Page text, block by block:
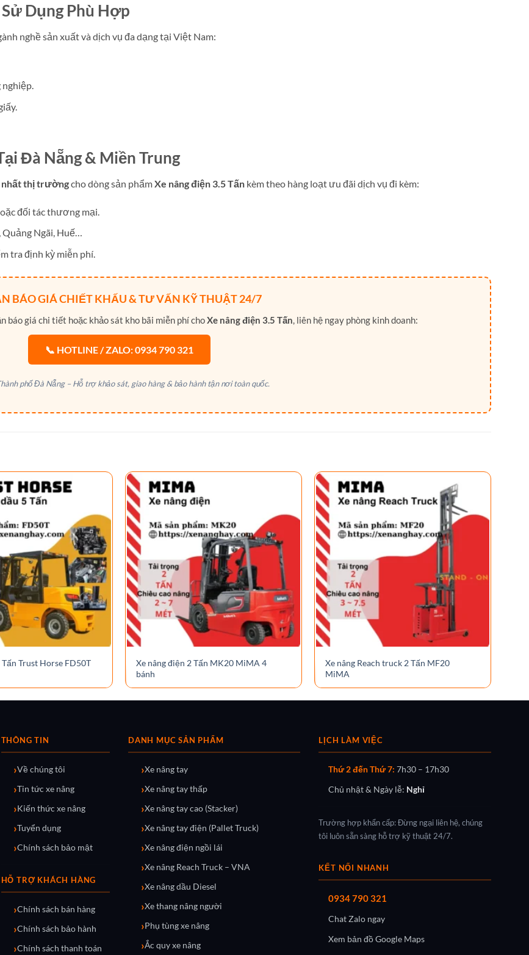
Dụng Phù Hợp
nghề sản xuất và dịch vụ đa dạng tại Việt Nam:
nghiệp.
Đà Nẵng & Miền Trung
nhất thị trườngcho dòng sản phẩmXe nâng điện 3.5 Tấn kèm theo hàng loạt ưu đãi dịch vụ đi kèm:
đối tác thương mại.
Ngãi, Huế…
tra định kỳ miễn phí.
BÁO GIÁ CHIẾT KHẤU & TƯ VẤN KỸ THUẬT 24/7
báo giá chi tiết hoặc khảo sát kho bãi miễn phí choXe nâng điện 3.5 Tấn, liên hệ ngay phòng kinh doanh:
📞 HOTLINE / ZALO: 0934 790 321
phố Đà Nẵng – Hỗ trợ khảo sát, giao hàng & bảo hành tận nơi toàn quốc.
Tấn Trust Horse FD50T
Xe nâng điện 2 Tấn MK20 MiMA 4
bánh
Xe nâng Reach truck 2 Tấn MF20
MiMA
THÔNG TIN
Về chúng tôi
Tin tức xe nâng
Kiến thức xe nâng
Tuyển dụng
Chính sách bảo mật
HỖ TRỢ KHÁCH HÀNG
Chính sách bán hàng
Chính sách bảo hành
Chính sách thanh toán
DANH MỤC SẢN PHẨM
Xe nâng tay
Xe nâng tay thấp
Xe nâng tay cao (Stacker)
Xe nâng tay điện (Pallet Truck)
Xe nâng điện ngồi lái
Xe nâng Reach Truck – VNA
Xe nâng dầu Diesel
Xe thang nâng người
Phụ tùng xe nâng
Ắc quy xe nâng
LỊCH LÀM VIỆC
Thứ 2 đến Thứ 7: 7h30 – 17h30
Chủ nhật & Ngày lễ: Nghỉ
Trường hợp khẩn cấp: Đừng ngại liên hệ, chúng
tôi luôn sẵn sàng hỗ trợ kỹ thuật 24/7.
KẾT NỐI NHANH
0934 790 321
Chat Zalo ngay
Xem bản đồ Google Maps